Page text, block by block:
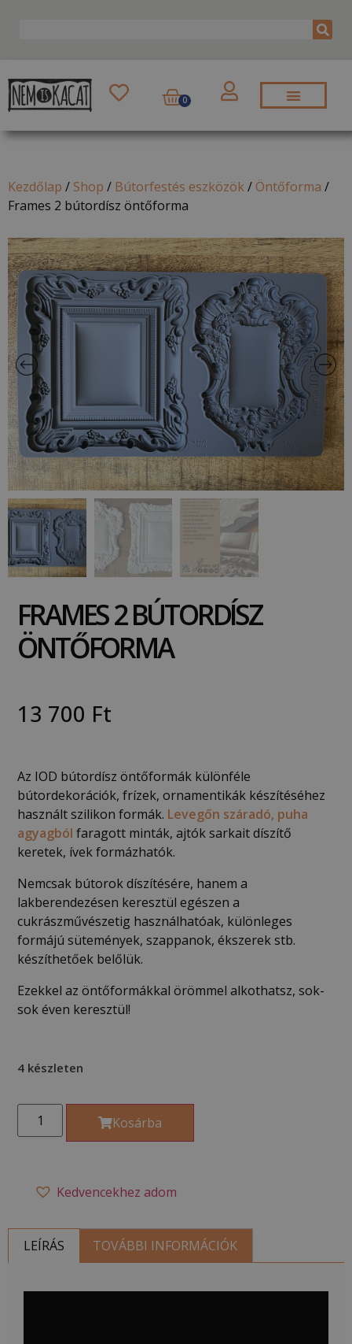
0
Kezdőlap / Shop / Bútorfestés eszközök/ Öntőforma /
Frames 2 bútordísz öntőforma
FRAMES 2 BÚTORDÍSZ
ÖNTŐFORMA
13 700 Ft
Az IOD bútordísz öntőformák különféle
bútordekorációk, frízek, ornamentikák készítéséhez
használt szilikon formák. Levegőn száradó, puha
agyagból faragott minták, ajtók sarkait díszítő
keretek, ívek formázhatók.
Nemcsak bútorok díszítésére, hanem a
lakberendezésen keresztül egészen a
cukrászművészetig használhatóak, különleges
formájú sütemények, szappanok, ékszerek stb.
készíthetőek belőlük.
Ezekkel az öntőformákkal örömmel alkothatsz, sok-
sok éven keresztül!
4 készleten
Kosárba
Kedvencekhez adom
LEÍRÁS TOVÁBBI INFORMÁCIÓK